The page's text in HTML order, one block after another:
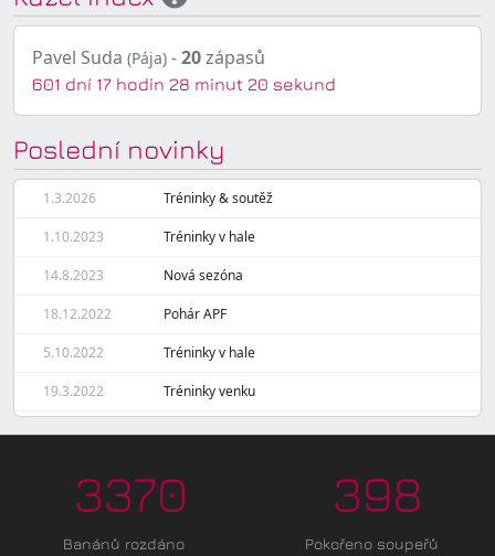
Pavel Suda (Pája) -20zápasů
601 dní 17 hodin 28 minut 20 sekund
Poslední novinky
1.3.2026 Tréninky & soutěž
1.10.2023 Tréninky v hale
14.8.2023 Nová sezóna
18.12.2022 Pohár APF
5.10.2022 Tréninky v hale
19.3.2022 Tréninky venku
3370
Banánů rozdáno
398
Pokořeno soupeřů